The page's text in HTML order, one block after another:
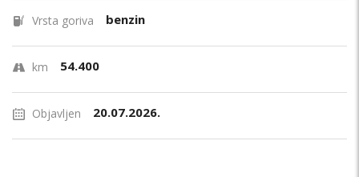
Vrsta goriva benzin
km 54.400
Objavljen 20.07.2026.